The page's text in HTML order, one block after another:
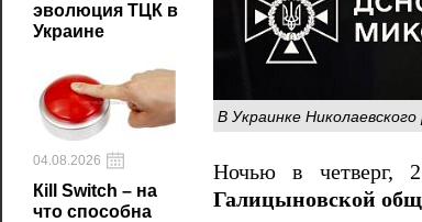
эволюция ТЦК в
Украине
04.08.2026
Кill Switch – на
что способна
В Украинке
Ночью в четверг,
Галицыновской